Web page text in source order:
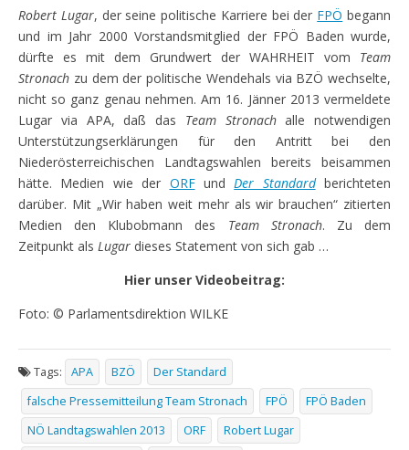
Robert Lugar, der seine politische Karriere bei der FPÖ begann
und im Jahr 2000 Vorstandsmitglied der FPÖ Baden wurde,
dürfte es mit dem Grundwert der WAHRHEIT vom Team
Stronach zu dem der politische Wendehals via BZÖ wechselte,
nicht so ganz genau nehmen. Am 16. Jänner 2013 vermeldete
Lugar via APA, daß das Team Stronachalle notwendigen
Unterstützungserklärungen für den Antritt bei den
Niederösterreichischen Landtagswahlen bereits beisammen
hätte. Medien wie der ORFundDer Standardberichteten
darüber. Mit „Wir haben weit mehr als wir brauchen“ zitierten
Medien den Klubobmann des Team Stronach. Zu dem
Zeitpunkt als Lugar dieses Statement von sich gab …
Hier unser Videobeitrag:
Foto: © Parlamentsdirektion WILKE
Tags: APA BZÖ
Der Standard
falsche Pressemitteilung Team Stronach
FPÖ
FPÖ Baden
NÖ Landtagswahlen 2013
ORF
Robert Lugar